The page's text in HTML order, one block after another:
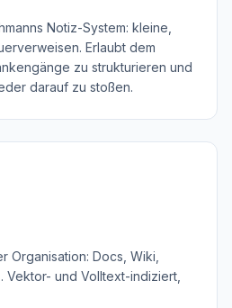
Notiz-System: kleine,
Erlaubt dem
zu strukturieren und
darauf zu stoßen.
Organisation: Docs, Wiki,
Vektor- und Volltext-indiziert,